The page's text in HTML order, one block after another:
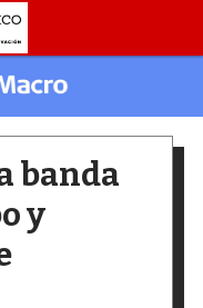
banda
y